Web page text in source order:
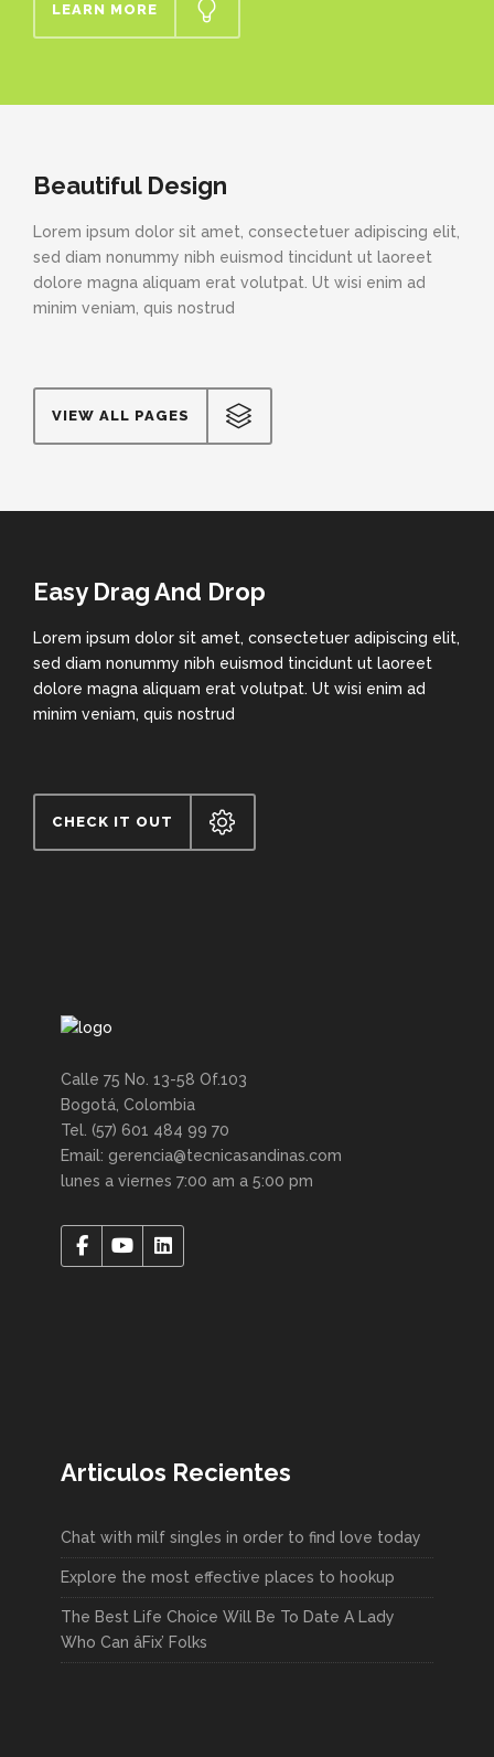
LEARN MORE
Beautiful Design
Lorem ipsum dolor sit amet, consectetuer adipiscing elit,
sed diam nonummy nibh euismod tincidunt ut laoreet
dolore magna aliquam erat volutpat. Ut wisi enim ad
minim veniam, quis nostrud
VIEW ALL PAGES
Easy Drag And Drop
Lorem ipsum dolor sit amet, consectetuer adipiscing elit,
sed diam nonummy nibh euismod tincidunt ut laoreet
dolore magna aliquam erat volutpat. Ut wisi enim ad
minim veniam, quis nostrud
CHECK IT OUT
Calle 75 No. 13-58 Of.103
Bogotá, Colombia
Tel. (57) 601 484 99 70
Email: gerencia@tecnicasandinas.com
lunes a viernes 7:00 am a 5:00 pm
Articulos Recientes
Chat with milf singles in order to find love today
Explore the most effective places to hookup
The Best Life Choice Will Be To Date A Lady
Who Can âFix’ Folks